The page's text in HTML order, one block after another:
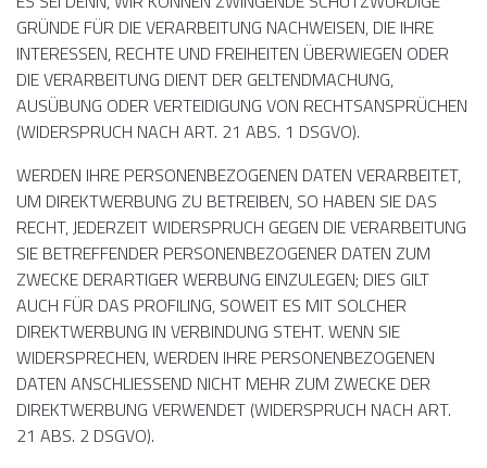
GRÜNDE FÜR DIE VERARBEITUNG NACHWEISEN, DIE IHRE
INTERESSEN, RECHTE UND FREIHEITEN ÜBERWIEGEN ODER
DIE VERARBEITUNG DIENT DER GELTENDMACHUNG,
AUSÜBUNG ODER VERTEIDIGUNG VON RECHTSANSPRÜCHEN
(WIDERSPRUCH NACH ART. 21 ABS. 1 DSGVO).
WERDEN IHRE PERSONENBEZOGENEN DATEN VERARBEITET,
UM DIREKTWERBUNG ZU BETREIBEN, SO HABEN SIE DAS
RECHT, JEDERZEIT WIDERSPRUCH GEGEN DIE VERARBEITUNG
SIE BETREFFENDER PERSONENBEZOGENER DATEN ZUM
ZWECKE DERARTIGER WERBUNG EINZULEGEN; DIES GILT
AUCH FÜR DAS PROFILING, SOWEIT ES MIT SOLCHER
DIREKTWERBUNG IN VERBINDUNG STEHT. WENN SIE
WIDERSPRECHEN, WERDEN IHRE PERSONENBEZOGENEN
DATEN ANSCHLIESSEND NICHT MEHR ZUM ZWECKE DER
DIREKTWERBUNG VERWENDET (WIDERSPRUCH NACH ART.
21 ABS. 2 DSGVO).